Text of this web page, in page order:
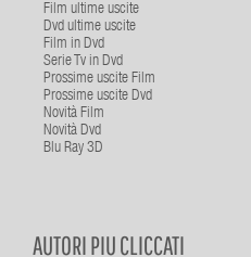
Film ultime uscite
Dvd ultime uscite
Film in Dvd
Serie Tv in Dvd
Prossime uscite Film
Prossime uscite Dvd
Novità Film
Novità Dvd
Blu Ray 3D
AUTORI PIU CLICCATI